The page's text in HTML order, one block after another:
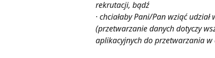
rekrutacji, bądź
· chciałaby Pani/Pan wziąć
(przetwarzanie danych dotyczy
aplikacyjnych do przetwarzania w